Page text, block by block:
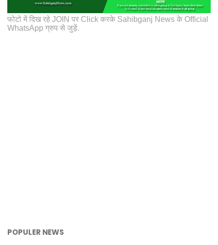
फोटो में दिख रहे JOIN पर Click करके Sahibganj News के Official
WhatsApp ग्रुप से जुड़ें.
POPULER NEWS